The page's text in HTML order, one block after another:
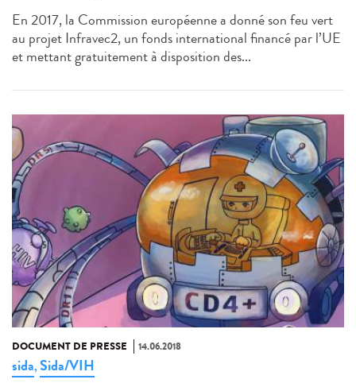
En 2017, la Commission européenne a donné son feu vert
au projet Infravec2, un fonds international financé par l’UE
et mettant gratuitement à disposition des...
DOCUMENT DE PRESSE 14.06.2018
sida,Sida/VIH